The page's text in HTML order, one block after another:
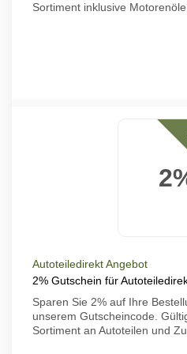
Sortiment inklusive
Autoteiledirekt Angebot
2% Gutschein für
Sparen Sie 2% auf Ihre
unserem Gutscheincode.
Sortiment an Autoteilen und